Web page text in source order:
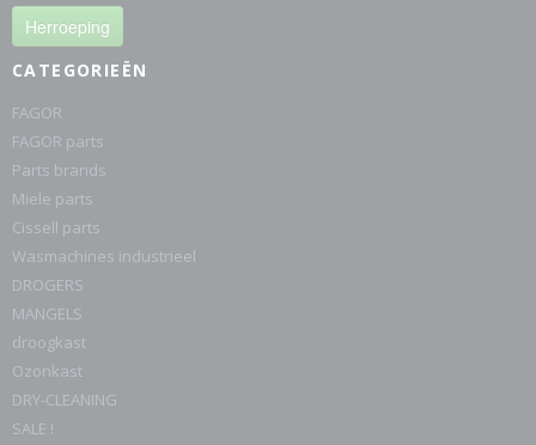
Herroeping
CATEGORIEËN
FAGOR
FAGOR parts
Parts brands
Miele parts
Cissell parts
Wasmachines industrieel
DROGERS
MANGELS
droogkast
Ozonkast
DRY-CLEANING
SALE !